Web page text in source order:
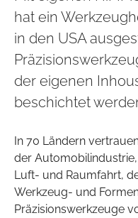
hat ein
in den USA
der eigenen
beschichtet
In 70 Ländern
der
Luft- und Raumfahrt,
Werkzeug- und
Präzisionswerkzeuge